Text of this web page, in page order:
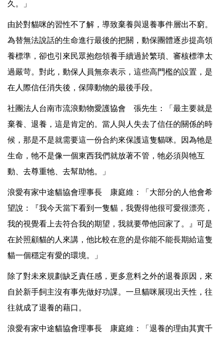
久。」
由於對貓咪的習性不了解，導致棄養與退養事件層出不窮。
為替無法說話的生命進行最後的把關，動保團體逐步提高領
養標準，卻也引來民眾抱怨領養手續過於繁瑣、審核標準太
過嚴苛。對此，動保人員無奈表示，這些高門檻的設置，是
在人際信任消失後，保障動物的最後手段。
社團法人台南市流浪動物愛護協會 張先生：「最主要就是
棄養、退養，這是肯定的。當人與人失去了信任的關係的時
候，那是不是就需要這一份合約來保護這隻貓咪。因為牠是
生命，牠不是像一個東西我們就放著不管，牠必須與牠互
動、去尊重牠、去幫助牠。」
浪愛有家中途貓協會理事長 康庭維：「大部分的人他會希
望說：『我今天當下看到一隻貓，我覺得他很可愛很漂亮，
我的視覺看上去符合我的期望，我就要帶他回家了。』可是
在於照顧貓的人來講，他比較在意的是你能不能長期給這隻
貓一個穩定有愛的環境。」
除了對未來規劃缺乏責任感，更多意料之外的退養原因，來
自於新手飼主沒有事先做好功課。一旦貓咪展現出天性，往
往就成了退養的藉口。
浪愛有家中途貓協會理事長 康庭維：「退養的理由其實千